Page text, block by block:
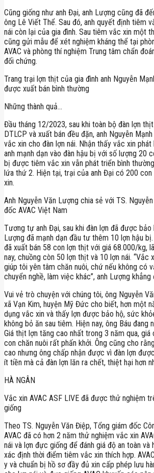
Cũng giống như anh Đại, anh Lượng cũng đã
ông Lê Viết Thể. Sau đó, anh quyết định tiêm
nái còn lại của gia đình. Sau tiêm vắc xin một
cũng gửi mẫu để xét nghiệm kháng thể tại
AVAC và phòng thí nghiệm Trung tâm chẩn
đối chứng.
Trang trại lợn thịt của gia đình anh Nguyễn
được xuất bán bình thường
Những thành quả…
Đầu tháng 12/2023, sau khi toàn bộ đàn lợn
DTLCP và xuất bán đều đặn, anh Nguyễn
vắc xin cho đàn lợn nái. Nhận thấy vắc xin phát
anh mạnh dạn vào đàn hậu bị với số lượng 20
bị được tiêm vắc xin vẫn phát triển bình
lứa thứ 2. Hiện tại, trại của anh Đại có 200
xin.
Anh Nguyễn Văn Lượng chia sẻ với TS.
đốc AVAC Việt Nam
Tương tự anh Đại, sau khi đàn lợn đã được
Lượng đã mạnh dạn đầu tư thêm 10 lợn hậu
đã xuất bán 58 con lợn thịt với giá 68.000/kg,
nay, chuồng còn 50 lợn thịt và 10 lợn nái. “Vắc
giúp tôi yên tâm chăn nuôi, chứ nếu không có
chuyển nghề, làm việc khác”, anh Lượng khẳng
Vui vẻ trò chuyện với chúng tôi, ông Nguyễn
xã Vạn Kim, huyện Mỹ Đức cho biết, hơn một
dụng vắc xin và thấy lợn được bảo hộ, sức
không bỏ ăn sau tiêm. Hiện nay, ông Báu đang
Giá thịt lợn tăng cao nhất trong 3 năm qua, giá
con chăn nuôi rất phấn khởi. Ông cũng cho
cao nhưng ông chấp nhận được vì đàn lợn
ít tiền mà cả đàn lợn lăn ra chết, thiệt hại hơn
HÀ NGÂN
Vắc xin AVAC ASF LIVE đã được thử nghiệm
giống
Theo TS. Nguyễn Văn Điệp, Tổng giám đốc
AVAC đã có hơn 2 năm thử nghiệm vắc xin
nái và lợn đực giống để đánh giá độ an toàn và
xác định thời điểm tiêm vắc xin thích hợp.
y và chuẩn bị hồ sơ đầy đủ xin cấp phép lưu